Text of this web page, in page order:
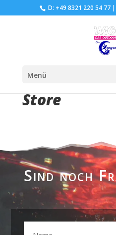
D: +49 8321 220 54 77|
Menü
Store
Sind noch